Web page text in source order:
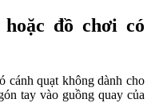
đồ chơi có
cánh quạt không dành cho
tay vào guồng quay của